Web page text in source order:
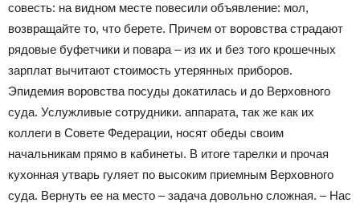
совесть: на видном месте повесили объявление: мол,
возвращайте то, что берете. Причем от воровства страдают
рядовые буфетчики и повара – из их и без того крошечных
зарплат вычитают стоимость утерянных приборов.
Эпидемия воровства посуды докатилась и до Верховного
суда. Услужливые сотрудники. аппарата, так же как их
коллеги в Совете Федерации, носят обеды своим
начальникам прямо в кабинеты. В итоге тарелки и прочая
кухонная утварь гуляет по высоким приемным Верховного
суда. Вернуть ее на место – задача довольно сложная. – Нас